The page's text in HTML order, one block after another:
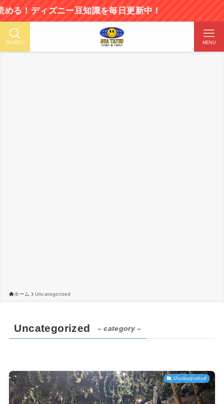
ィズニー豆知識を毎日更新中！
SEARCH MENU
ホーム Uncategorized
Uncategorized – category –
Uncategorized